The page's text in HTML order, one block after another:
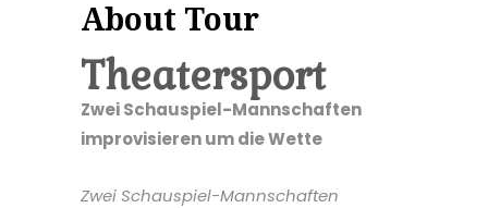
About Tour
Theatersport
Zwei Schauspiel-Mannschaften
improvisieren um die Wette
Zwei Schauspiel-Mannschaften